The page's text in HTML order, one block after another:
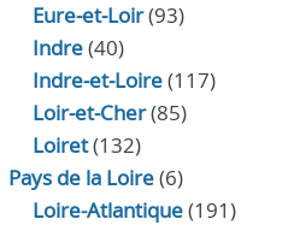
Eure‑et‑Loir(93)
Indre(40)
Indre‑et‑Loire(117)
Loir‑et‑Cher(85)
Loiret(132)
Pays de la Loire(6)
Loire-Atlantique(191)